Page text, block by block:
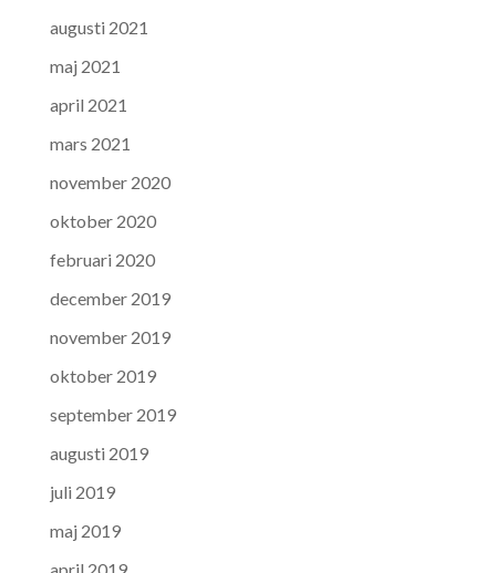
augusti 2021
maj 2021
april 2021
mars 2021
november 2020
oktober 2020
februari 2020
december 2019
november 2019
oktober 2019
september 2019
augusti 2019
juli 2019
maj 2019